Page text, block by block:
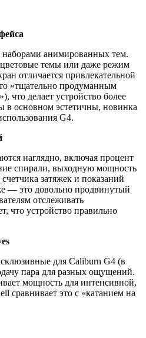
наборами анимированных тем.
темы или даже режим
отличается привлекательной
«тщательно продуманным
что делает устройство более
в основном эстетичны, новинка
G4.
наглядно, включая процент
спирали, выходную мощность
затяжек и показаний
— это довольно продвинутый
отслеживать
что устройство правильно
для Caliburn G4 (в
пара для разных ощущений.
мощность для интенсивной,
сравнивает это с «катанием на